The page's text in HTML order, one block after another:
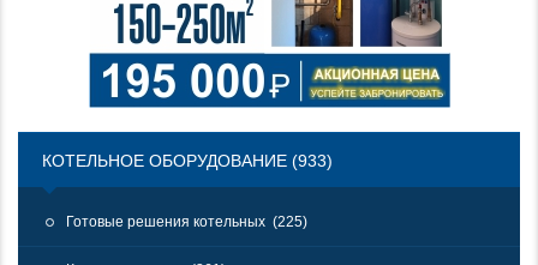
КОТЕЛЬНОЕ ОБОРУДОВАНИЕ (933)
Готовые решения котельных (225)